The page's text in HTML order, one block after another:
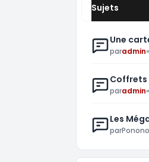
Sujets
Une
paradmin»
Coffrets
paradmin»
Les
par